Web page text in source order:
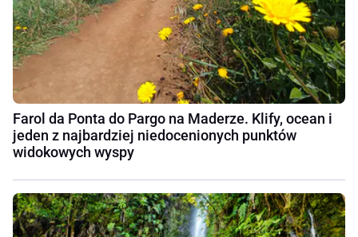
Farol da Ponta do Pargo na Maderze. Klify, ocean i
jeden z najbardziej niedocenionych punktów
widokowych wyspy